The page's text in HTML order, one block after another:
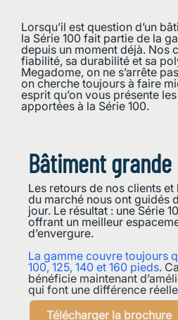
Lorsqu’il est question d’un
la Série 100 fait partie de la
depuis un moment déjà. Nos
fiabilité, sa durabilité et sa
Megadome, on ne s’arrête
on cherche toujours à faire
esprit qu’on vous présente
apportées à la Série 100.
Bâtiment
Les retours de nos clients
du marché nous ont guidés
jour. Le résultat : une Série
offrant un meilleur
d’envergure.
La gamme couvre toujours
100, 125, 140 et 160 pieds.
bénéficie maintenant
qui font une différence
Télécharger la brochure